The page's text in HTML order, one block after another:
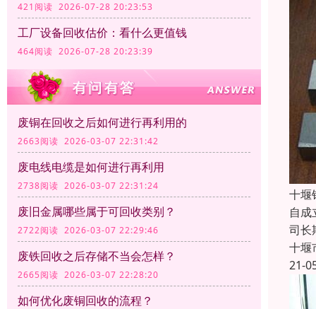
421阅读 2026-07-28 20:23:53
工厂设备回收估价：看什么更值钱
464阅读 2026-07-28 20:23:39
废铜在回收之后如何进行再利用的
2663阅读 2026-03-07 22:31:42
废电线电缆是如何进行再利用
2738阅读 2026-03-07 22:31:24
废旧金属哪些属于可回收类别？
2722阅读 2026-03-07 22:29:46
废铁回收之后存储不当会怎样？
2665阅读 2026-03-07 22:28:20
如何优化废铜回收的流程？
十堰
自
司长
十堰
21-